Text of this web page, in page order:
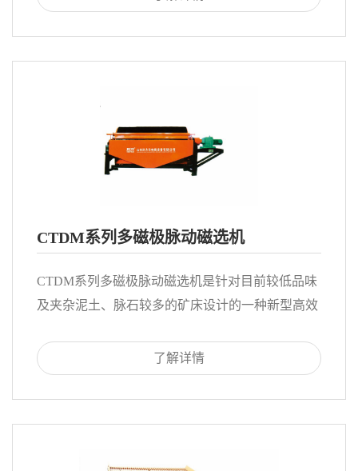
到保护需破碎设备的目的。
CTDM系列多磁极脉动磁选机
CTDM系列多磁极脉动磁选机是针对目前较低品味
及夹杂泥土、脉石较多的矿床设计的一种新型高效
了解详情